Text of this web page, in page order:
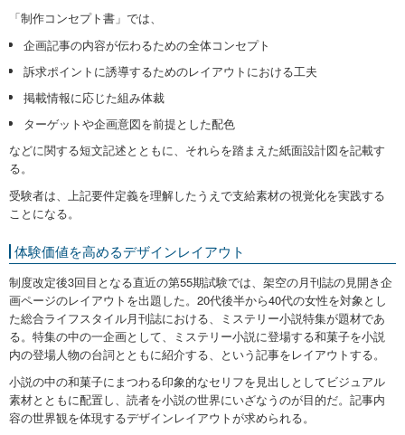
「制作コンセプト書」では、
企画記事の内容が伝わるための全体コンセプト
訴求ポイントに誘導するためのレイアウトにおける工夫
掲載情報に応じた組み体裁
ターゲットや企画意図を前提とした配色
などに関する短文記述とともに、それらを踏まえた紙面設計図を記載す
る。
受験者は、上記要件定義を理解したうえで支給素材の視覚化を実践する
ことになる。
体験価値を高めるデザインレイアウト
制度改定後3回目となる直近の第55期試験では、架空の月刊誌の見開き企
画ページのレイアウトを出題した。20代後半から40代の女性を対象とし
た総合ライフスタイル月刊誌における、ミステリー小説特集が題材であ
る。特集の中の一企画として、ミステリー小説に登場する和菓子を小説
内の登場人物の台詞とともに紹介する、という記事をレイアウトする。
小説の中の和菓子にまつわる印象的なセリフを見出しとしてビジュアル
素材とともに配置し、読者を小説の世界にいざなうのが目的だ。記事内
容の世界観を体現するデザインレイアウトが求められる。